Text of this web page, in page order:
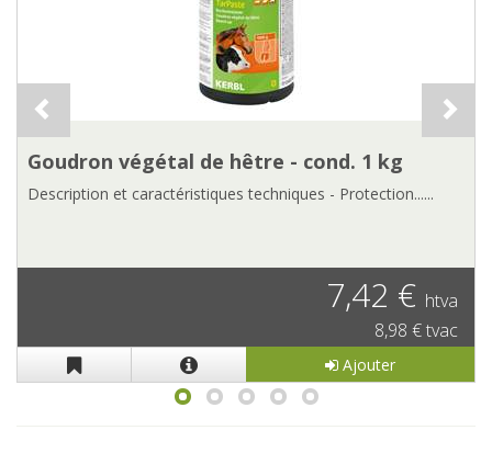
Goudron végétal de hêtre - cond. 5 kg
Description et caractéristiques techniques - Protection......
23,50 €htva
28,44 € tvac
Ajouter